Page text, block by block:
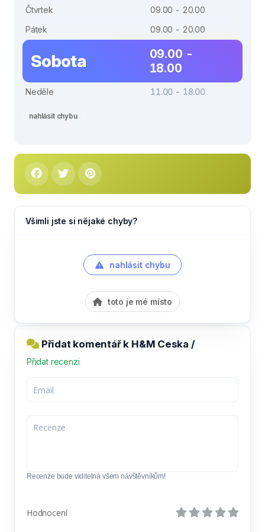
Čtvrtek
09.00 - 20.00
Pátek
09.00 - 20.00
Sobota
09.00 -
18.00
Neděle 11.00 - 18.00
nahlásit chybu
Všimli jste si nějaké chyby?
nahlásit chybu
toto je mé místo
Přidat komentář k H&M Ceska /
Přidat recenzi
Recenze bude viditelná všem návštěvníkům!
Hodnocení